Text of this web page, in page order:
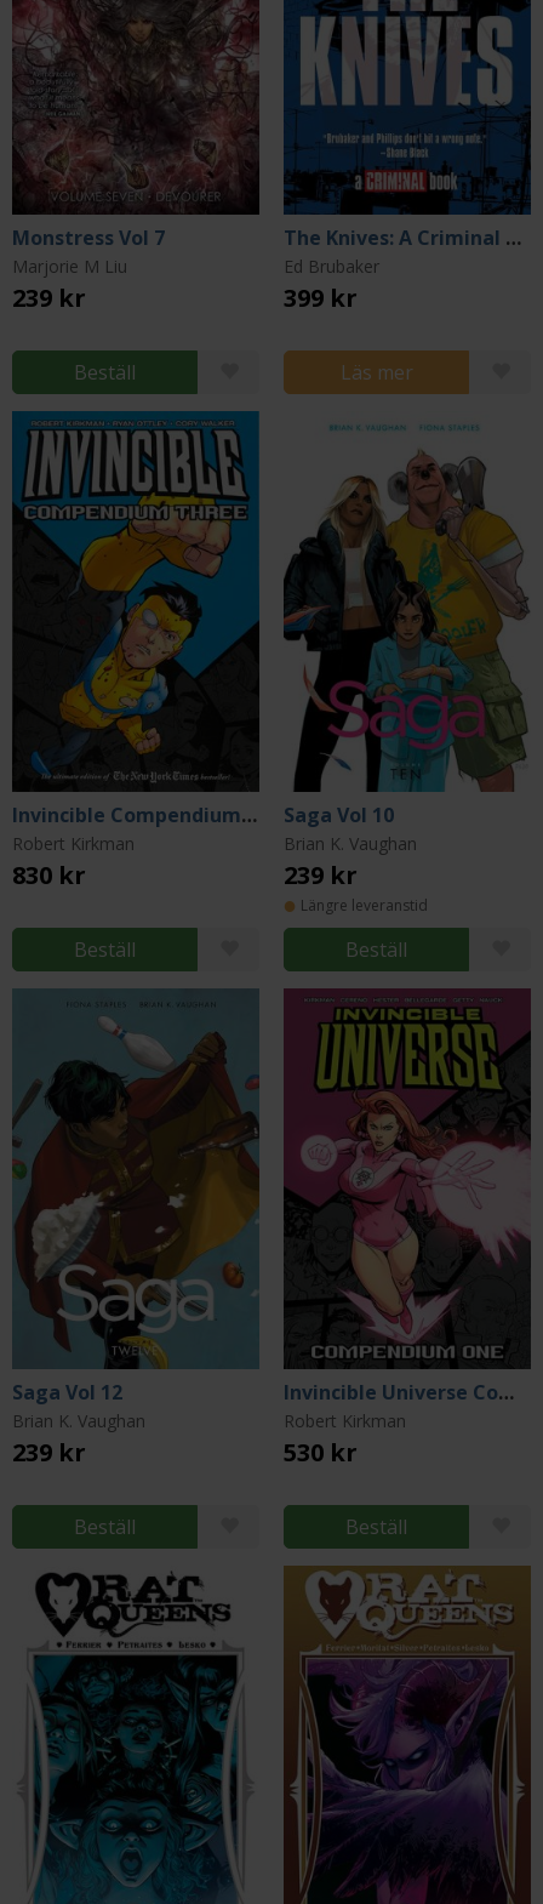
Monstress Vol 7
Marjorie M Liu
239 kr
Beställ
The Knives: A Criminal Book
Ed Brubaker
399 kr
Läs mer
Invincible Compendium Vol 3
Robert Kirkman
830 kr
Beställ
Saga Vol 10
Brian K. Vaughan
239 kr
Längre leveranstid
Beställ
Saga Vol 12
Brian K. Vaughan
239 kr
Beställ
Invincible Universe Compendium Volume 1
Robert Kirkman
530 kr
Beställ